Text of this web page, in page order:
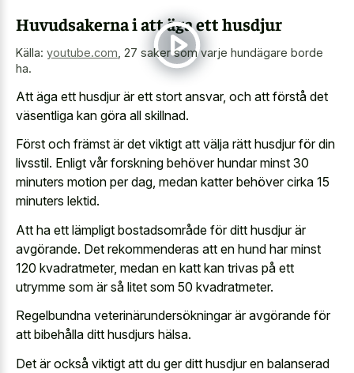
Huvudsakerna i att äga ett husdjur
Källa: youtube.com 27 saker som varje hundägare borde
ha.
Att äga ett husdjur är ett stort ansvar, och att förstå det
väsentliga kan göra all skillnad.
Först och främst är det viktigt att välja rätt husdjur för din
livsstil. Enligt vår forskning behöver hundar minst 30
minuters motion per dag, medan katter behöver cirka 15
minuters lektid.
Att ha ett lämpligt bostadsområde för ditt husdjur är
avgörande. Det rekommenderas att en hund har minst
120 kvadratmeter, medan en katt kan trivas på ett
utrymme som är så litet som 50 kvadratmeter.
Regelbundna veterinärundersökningar är avgörande för
att bibehålla ditt husdjurs hälsa.
Det är också viktigt att du ger ditt husdjur en balanserad